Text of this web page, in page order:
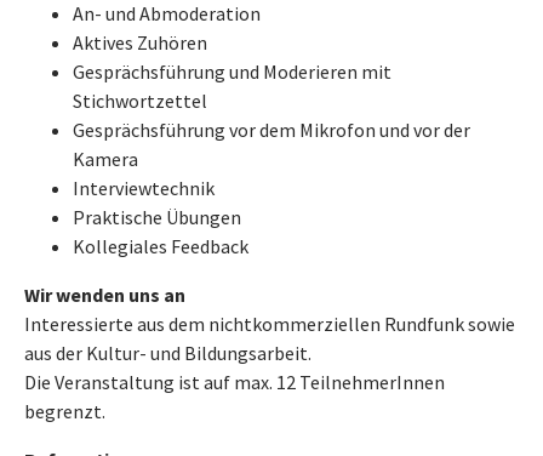
An- und Abmoderation
Aktives Zuhören
Gesprächsführung und Moderieren mit
Stichwortzettel
Gesprächsführung vor dem Mikrofon und vor der
Kamera
Interviewtechnik
Praktische Übungen
Kollegiales Feedback
Wir wenden uns an
Interessierte aus dem nichtkommerziellen Rundfunk sowie
aus der Kultur- und Bildungsarbeit.
Die Veranstaltung ist auf max. 12 TeilnehmerInnen
begrenzt.